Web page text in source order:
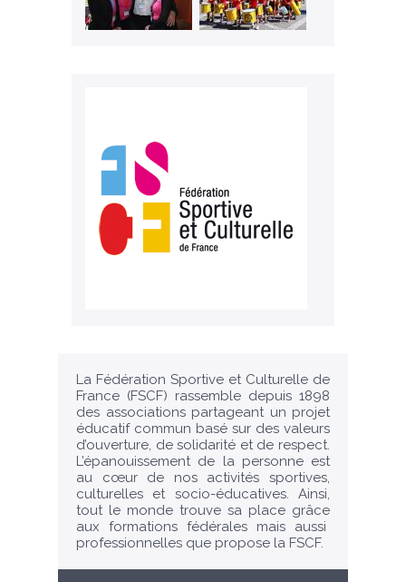
La Fédération Sportive et Culturelle de
France (FSCF) rassemble depuis 1898
des associations partageant un projet
éducatif commun basé sur des valeurs
d’ouverture, de solidarité et de respect.
L’épanouissement de la personne est
au cœur de nos activités sportives,
culturelles et socio-éducatives. Ainsi,
tout le monde trouve sa place grâce
aux formations fédérales mais aussi
professionnelles que propose la FSCF.